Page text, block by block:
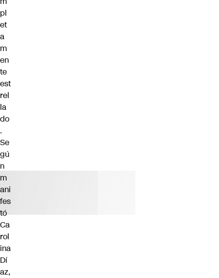
pl
et
a
m
en
te
est
rel
la
do
.
Se
gú
n
m
ani
fes
tó
Ca
rol
ina
Dí
az,